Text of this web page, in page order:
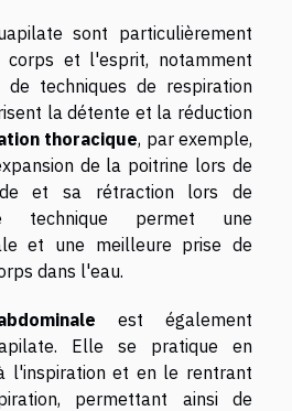
sont particulièrement
corps et l'esprit, notamment
techniques de respiration
la détente et la réduction
thoracique, par exemple,
de la poitrine lors de
et sa rétraction lors de
technique permet une
et une meilleure prise de
dans l'eau.
est également
Elle se pratique en
l'inspiration et en le rentrant
permettant ainsi de